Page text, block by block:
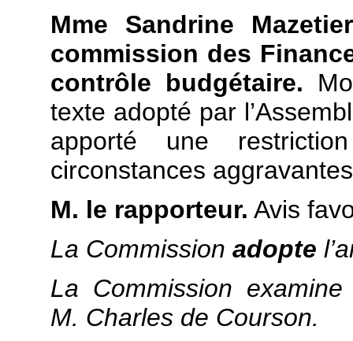
Mme Sandrine
commission des
contrôle budgétaire.
texte adopté par
apporté une
circonstances
M. le rapporteur. Avis
La Commission adopte
La Commission
M. Charles de Courson.